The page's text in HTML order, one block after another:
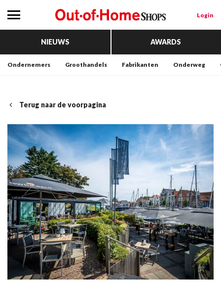
Login
NIEUWS AWARDS
Ondernemers Groothandels Fabrikanten Onderweg
Terug naar de voorpagina